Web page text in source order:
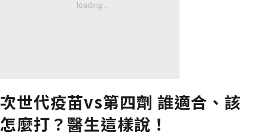
次世代疫苗vs第四劑 誰適合、該
怎麼打？醫生這樣說！